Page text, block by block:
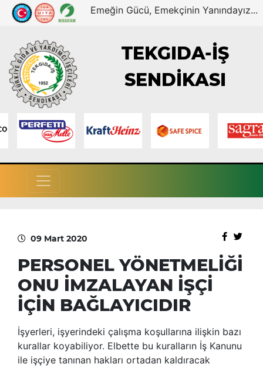
Emeğin Gücü, Emekçinin Yanındayız...
TEKGIDA-İŞ
SENDİKASI
09 Mart 2020
PERSONEL YÖNETMELİĞİ
ONU İMZALAYAN İŞÇİ
İÇİN BAĞLAYICIDIR
İşyerleri, işyerindeki çalışma koşullarına ilişkin bazı
kurallar koyabiliyor. Elbette bu kuralların İş Kanunu
ile işçiye tanınan hakları ortadan kaldıracak